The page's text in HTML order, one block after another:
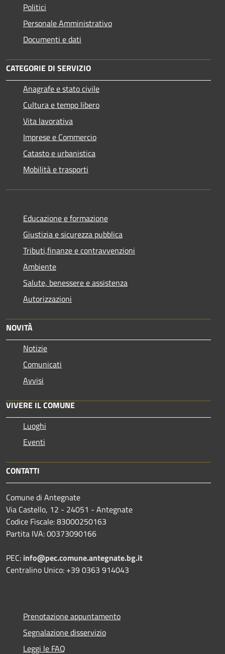
Politici
Personale Amministrativo
Documenti e dati
CATEGORIE DI SERVIZIO
Anagrafe e stato civile
Cultura e tempo libero
Vita lavorativa
Imprese e Commercio
Catasto e urbanistica
Mobilità e trasporti
Educazione e formazione
Giustizia e sicurezza pubblica
Tributi,finanze e contravvenzioni
Ambiente
Salute, benessere e assistenza
Autorizzazioni
NOVITÀ
Notizie
Comunicati
Avvisi
VIVERE IL COMUNE
Luoghi
Eventi
CONTATTI
Comune di Antegnate
Via Castello, 12 - 24051 - Antegnate
Codice Fiscale: 83000250163
Partita IVA: 00373090166
PEC: info@pec.comune.antegnate.bg.it
Centralino Unico: +39 0363 914043
Prenotazione appuntamento
Segnalazione disservizio
Leggi le FAQ